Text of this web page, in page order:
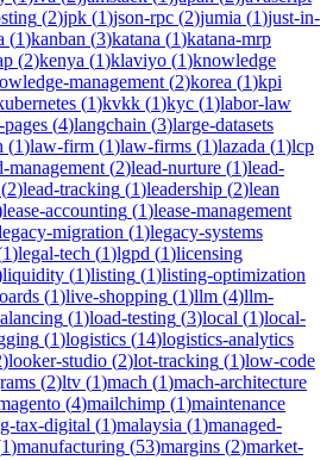
(2)jpk (1)json-rpc (2)jumia (1)just-in-
(1)kanban (3)katana (1)katana-mrp
(2)kenya (1)klaviyo (1)knowledge
management (2)korea (1)kpi
(1)kvkk (1)kyc (1)labor-law
(4)langchain (3)large-datasets
(1)law-firm (1)law-firms (1)lazada (1)lcp
management (2)lead-nurture (1)lead-
(2)lead-tracking (1)leadership (2)lean
lease-accounting (1)lease-management
migration (1)legacy-systems
1)legal-tech (1)lgpd (1)licensing
liquidity (1)listing (1)listing-optimization
(1)live-shopping (1)llm (4)llm-
(1)load-testing (3)local (1)local-
(1)logistics (14)logistics-analytics
)looker-studio (2)lot-tracking (1)low-code
(2)ltv (1)mach (1)mach-architecture
(4)mailchimp (1)maintenance
tax-digital (1)malaysia (1)managed-
1)manufacturing (53)margins (2)market-